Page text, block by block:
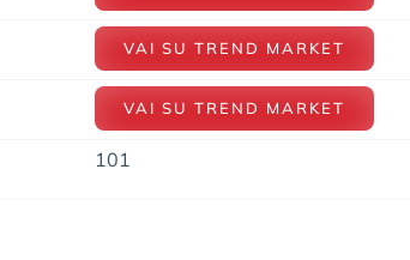
VAI SU TREND MARKET
VAI SU TREND MARKET
101